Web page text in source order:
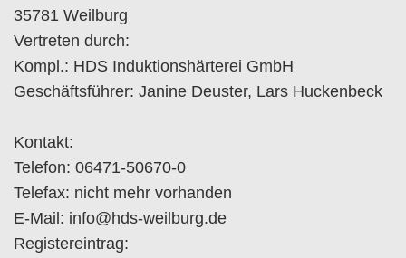
35781 Weilburg
Vertreten durch:
Kompl.: HDS Induktionshärterei GmbH
Geschäftsführer: Janine Deuster, Lars Huckenbeck
Kontakt:
Telefon: 06471-50670-0
Telefax: nicht mehr vorhanden
E-Mail: info@hds-weilburg.de
Registereintrag: